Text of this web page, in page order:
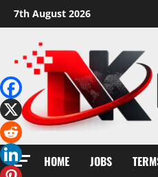
Skip
to
content
7th August 2026
HOME JOBS